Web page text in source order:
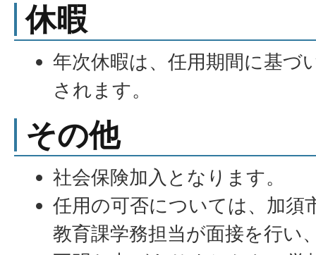
休暇
年次休暇は、任用期間に基づ
されます。
その他
社会保険加入となります。
任用の可否については、加須
教育課学務担当が面接を行い